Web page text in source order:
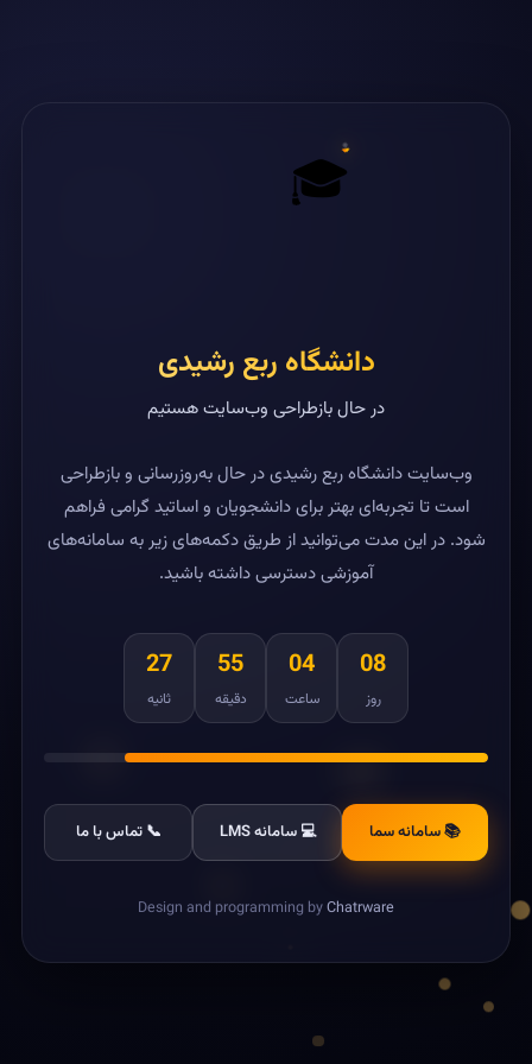
🎓
دانشگاه ربع رشیدی
در حال بازطراحی وب‌سایت هستیم
وب‌سایت دانشگاه ربع رشیدی در حال به‌روزرسانی و بازطراحی
است تا تجربه‌ای بهتر برای دانشجویان و اساتید گرامی فراهم
شود. در این مدت می‌توانید از طریق دکمه‌های زیر به سامانه‌های
آموزشی دسترسی داشته باشید.
08
روز
04
ساعت
55
دقیقه
27
ثانیه
📚 سامانه سما 💻 سامانه LMS 📞 تماس با ما
Design and programming byChatrware